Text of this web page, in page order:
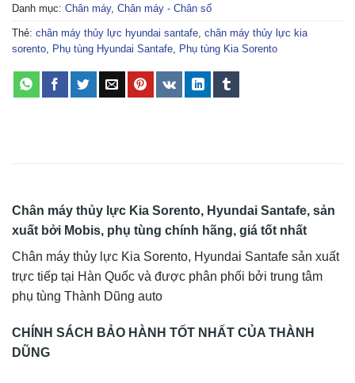
Danh mục: Chân máy, Chân máy - Chân số
Thẻ: chân máy thủy lực hyundai santafe, chân máy thủy lực kia
sorento, Phụ tùng Hyundai Santafe, Phụ tùng Kia Sorento
Chân máy thủy lực Kia Sorento, Hyundai Santafe, sản
xuất bởi Mobis, phụ tùng chính hãng, giá tốt nhất
Chân máy thủy lực Kia Sorento, Hyundai Santafe sản xuất
trực tiếp tại Hàn Quốc và được phân phối bởi trung tâm
phụ tùng Thành Dũng auto
CHÍNH SÁCH BẢO HÀNH TỐT NHẤT CỦA THÀNH
DŨNG